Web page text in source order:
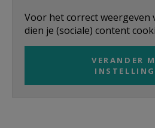
Voor het correct weergeven
dien je (sociale) content
VERANDER